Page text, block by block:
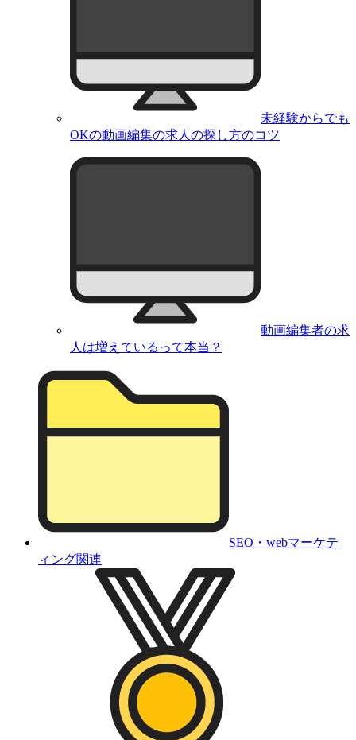
未経験からでも
OKの動画編集の求人の探し方のコツ
動画編集者の求
人は増えているって本当？
SEO・webマーケテ
ィング関連